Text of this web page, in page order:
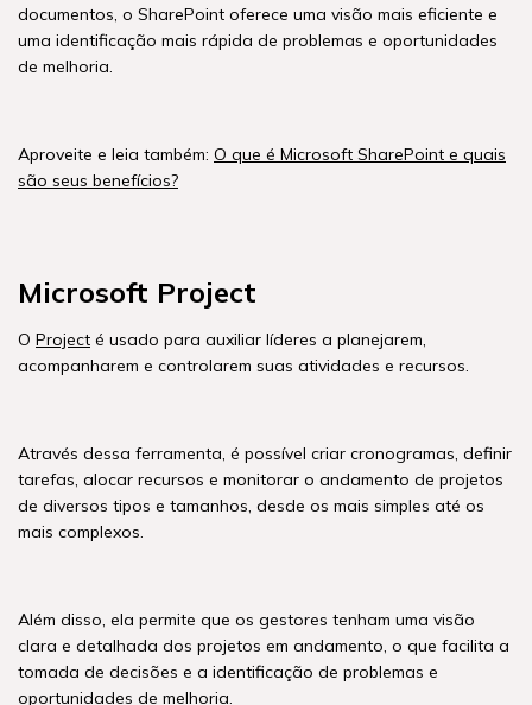
documentos, o SharePoint oferece uma visão mais eficiente e
uma identificação mais rápida de problemas e oportunidades
de melhoria.
Aproveite e leia também: O que é Microsoft SharePoint e quais
são seus benefícios?
Microsoft Project
O Project é usado para auxiliar líderes a planejarem,
acompanharem e controlarem suas atividades e recursos.
Através dessa ferramenta, é possível criar cronogramas, definir
tarefas, alocar recursos e monitorar o andamento de projetos
de diversos tipos e tamanhos, desde os mais simples até os
mais complexos.
Além disso, ela permite que os gestores tenham uma visão
clara e detalhada dos projetos em andamento, o que facilita a
tomada de decisões e a identificação de problemas e
oportunidades de melhoria.